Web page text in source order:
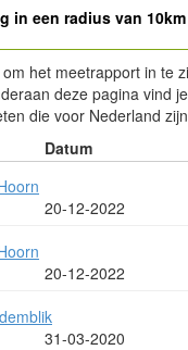
in een radius van
het meetrapport in te
deze pagina vind
die voor Nederland
Datum
20-12-2022
20-12-2022
31-03-2020